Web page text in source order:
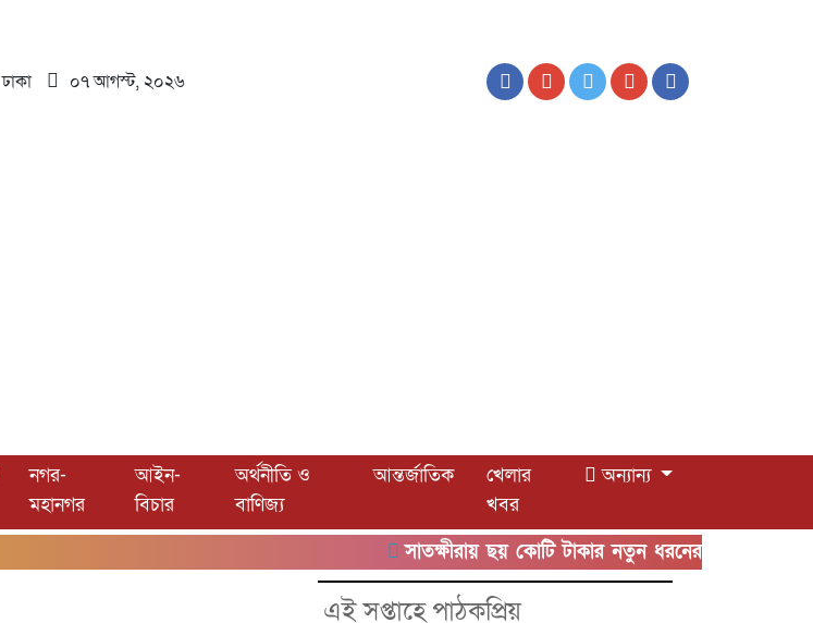
ঢাকা ০৭ আগস্ট, ২০২৬
নগর-
মহানগর
আইন-
বিচার
অর্থনীতি ও
বাণিজ্য
আন্তর্জাতিক
খেলার
খবর
অন্যান্য
সাতক্ষীরায় ছয় কোটি টাকার নতুন ধরনের ‘কুশ’ মাদকসহ
এই সপ্তাহে পাঠকপ্রিয়